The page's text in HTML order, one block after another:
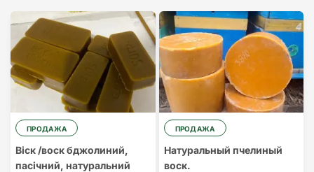
Cамый дорогой
Cамый
дешевый
ПРОДАЖА
Віск /воск бджолиний,
пасічний, натуральний
ПРОДАЖА
Натуральный пчелиный
воск.